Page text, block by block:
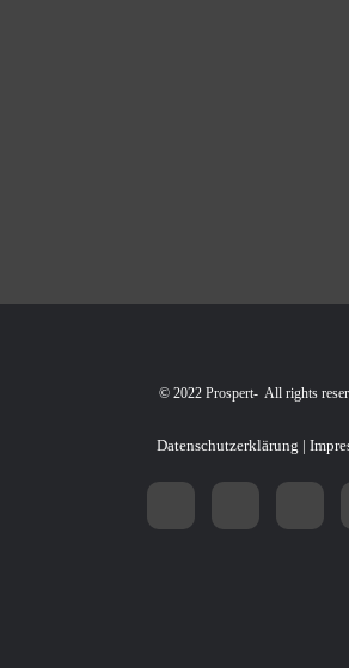
© 2022 Prospert- All rights
Datenschutzerklärung |